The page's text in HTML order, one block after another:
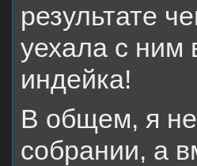
результате
уехала с
индейка!
В общем, я не
собрании, а